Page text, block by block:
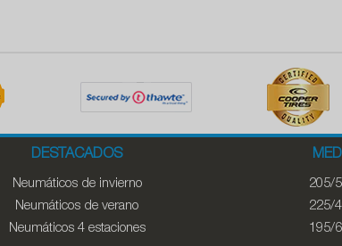
DESTACADOS
Neumáticos de invierno
Neumáticos de verano
Neumáticos 4 estaciones
205/
225/
195/